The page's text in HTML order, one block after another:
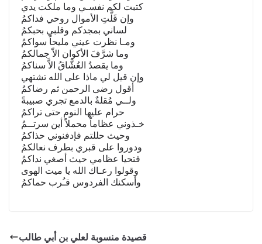
كتبت لكم نفسـي وما ملكت يدي
وإن قَلَّتِ الأموال روحي فداكمُ
لساني بمجدكم وقلبي بحبكمُ
ومـا نظرت عيني مليحاً سواكمُ
وما شرَّفَ الأكوان الاّ جمالكمُ
وما يقصدُ العُشَّاقُ الاَّ سناكمُ
وإن قيل لي ماذا على الله تشتهي
أقول رضى الرحمن ثم رضاكمُ
ولــي مُقلةٌ بالدمع تجري صبيبةً
حرام عليها النوم حتى تراكمُ
خـذوني عظاماً محملاً أين سرتــمُ
وحيث حللتم فإدفنوني حذاكمُ
ودوروا على قبري بطرف نعالكمُ
فتحيا عظامي حيث أصغي نداكمُ
وقولوا رعـاك الله يا ميت الهوى
وأسكنك الفردوس قـُرب حماكمُ
قصيدة منسوبة لعلي بن أبي طالب